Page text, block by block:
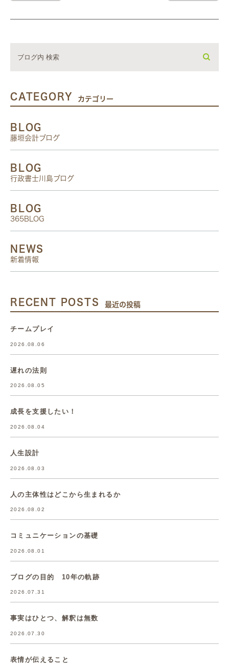
CATEGORY カテゴリー
BLOG
藤垣会計ブログ
BLOG
行政書士川島ブログ
BLOG
365BLOG
NEWS
新着情報
RECENT POSTS 最近の投稿
チームプレイ
2026.08.06
遅れの法則
2026.08.05
成長を支援したい！
2026.08.04
人生設計
2026.08.03
人の主体性はどこから生まれるか
2026.08.02
コミュニケーションの基礎
2026.08.01
ブログの目的 10年の軌跡
2026.07.31
事実はひとつ、解釈は無数
2026.07.30
表情が伝えること